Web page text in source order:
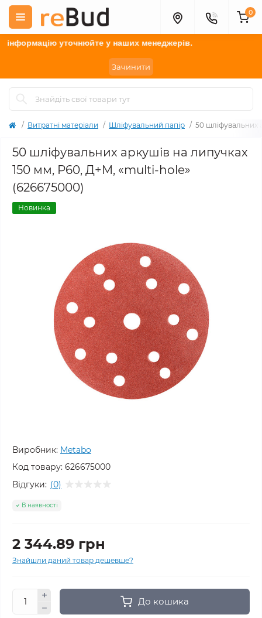
уточнюйтеу наших менеджерів.
Зачинити
0
Витратні матеріали Шліфувальний папір 50 шліфувальних
50 шліфувальних аркушів на липучках
150 мм, P60, Д+М, «multi-hole»
(626675000)
Новинка
Виробник: Metabo
Код товару: 626675000
Відгуки: (0)
В наявності
2 344.89 грн
Знайшли даний товар дешевше?
До кошика